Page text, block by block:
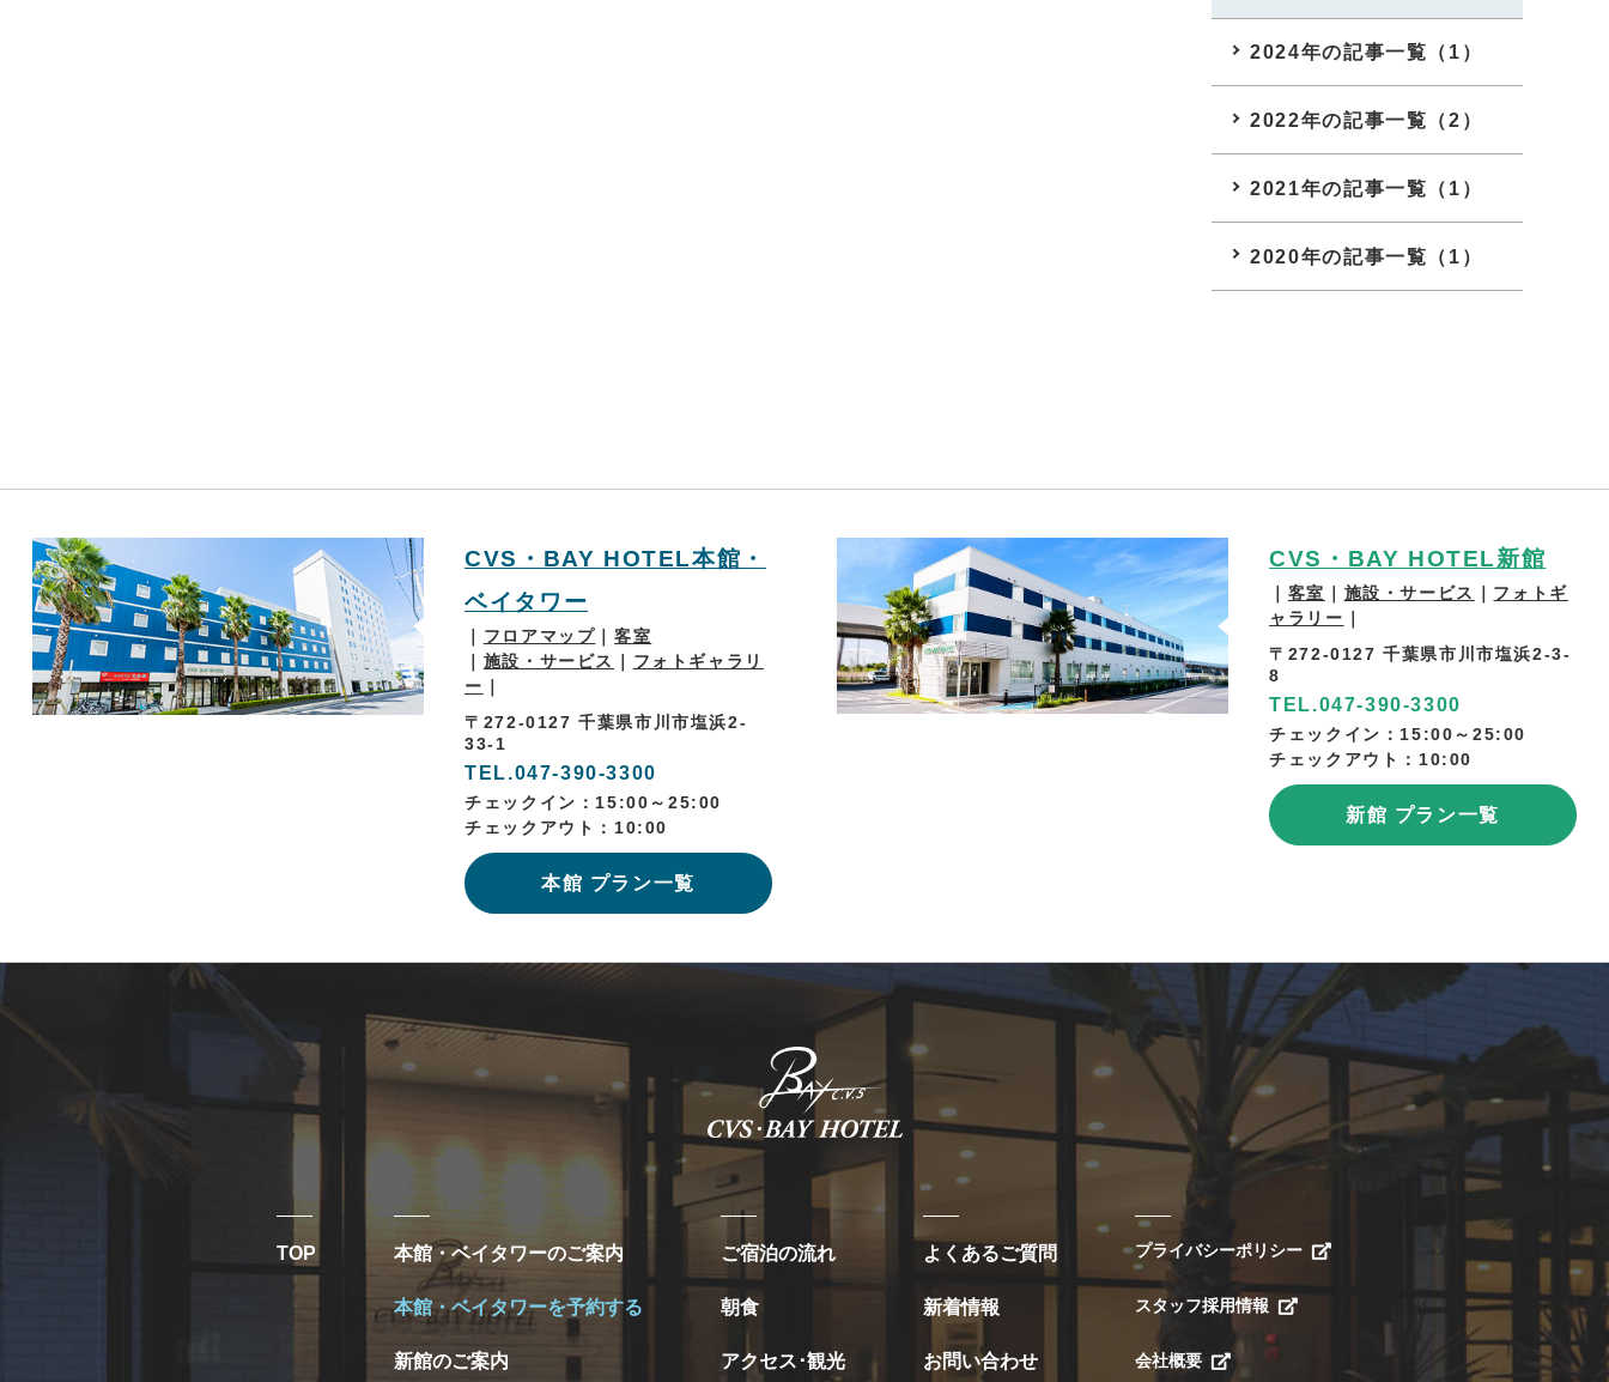
2024年の記事一覧（1）
2022年の記事一覧（2）
2021年の記事一覧（1）
2020年の記事一覧（1）
CVS・BAY HOTEL本館・
ベイタワー
フロアマップ ｜客室
施設・サービス
フォトギャラリ
ー
〒272-0127 千葉県市川市塩浜2-
33-1
TEL.047-390-3300
チェックイン：15:00～25:00
チェックアウト：10:00
本館 プラン一覧
CVS・BAY HOTEL新館
客室 施設・サービス
フォトギ
ャラリー
〒272-0127 千葉県市川市塩浜2-3-
8
TEL.047-390-3300
チェックイン：15:00～25:00
チェックアウト：10:00
新館 プラン一覧
TOP 本館・ベイタワーのご案内
本館・ベイタワーを予約する
新館のご案内
ご宿泊の流れ
朝食
アクセス･観光
よくあるご質問
新着情報
お問い合わせ
プライバシーポリシー
スタッフ採用情報
会社概要